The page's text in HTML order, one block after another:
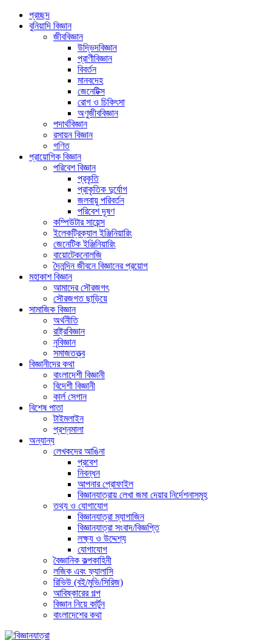
প্রচ্ছদ
বুনিয়াদি বিজ্ঞান
জীববিজ্ঞান
উদ্ভিদবিজ্ঞান
প্রাণীবিজ্ঞান
বিবর্তন
মানবদেহ
জেনেটিক্স
রোগ ও চিকিৎসা
অণুজীববিজ্ঞান
পদার্থবিজ্ঞান
রসায়ন বিজ্ঞান
গণিত
প্রায়োগিক বিজ্ঞান
পরিবেশ বিজ্ঞান
প্রকৃতি
প্রাকৃতিক দুর্যোগ
জলবায়ু পরিবর্তন
পরিবেশ দূষণ
কম্পিউটার সায়েন্স
ইলেকট্রিক্যাল ইঞ্জিনিয়ারিং
জেনেটিক ইঞ্জিনিয়ারিং
বায়োটেকনোলজি
দৈনন্দিন জীবনে বিজ্ঞানের প্রয়োগ
মহাকাশ বিজ্ঞান
আমাদের সৌরজগৎ
সৌরজগত ছাড়িয়ে
সামাজিক বিজ্ঞান
অর্থনীতি
রাষ্ট্রবিজ্ঞান
নৃবিজ্ঞান
সমাজতত্ত্ব
বিজ্ঞানীদের কথা
বাংলাদেশী বিজ্ঞানী
বিদেশী বিজ্ঞানী
কার্ল সেগান
বিশেষ পাতা
টাইমলাইন
প্রশ্নমালা
অন্যান্য
লেখকদের আঙিনা
প্রবেশ
নিবন্ধন
আপনার প্রোফাইল
বিজ্ঞানযাত্রায় লেখা জমা দেয়ার নির্দেশনাসমূহ
তথ্য ও যোগাযোগ
বিজ্ঞানযাত্রা ম্যাগাজিন
বিজ্ঞানযাত্রা সংবাদ/বিজ্ঞপ্তি
লক্ষ্য ও উদ্দেশ্য
যোগাযোগ
বৈজ্ঞানিক কল্পকাহিনী
লজিক এবং ফ্যালাসি
রিভিউ (বই/মুভি/সিরিজ)
আবিষ্কারের গল্প
বিজ্ঞান নিয়ে কার্টুন
বাংলাদেশের কথা